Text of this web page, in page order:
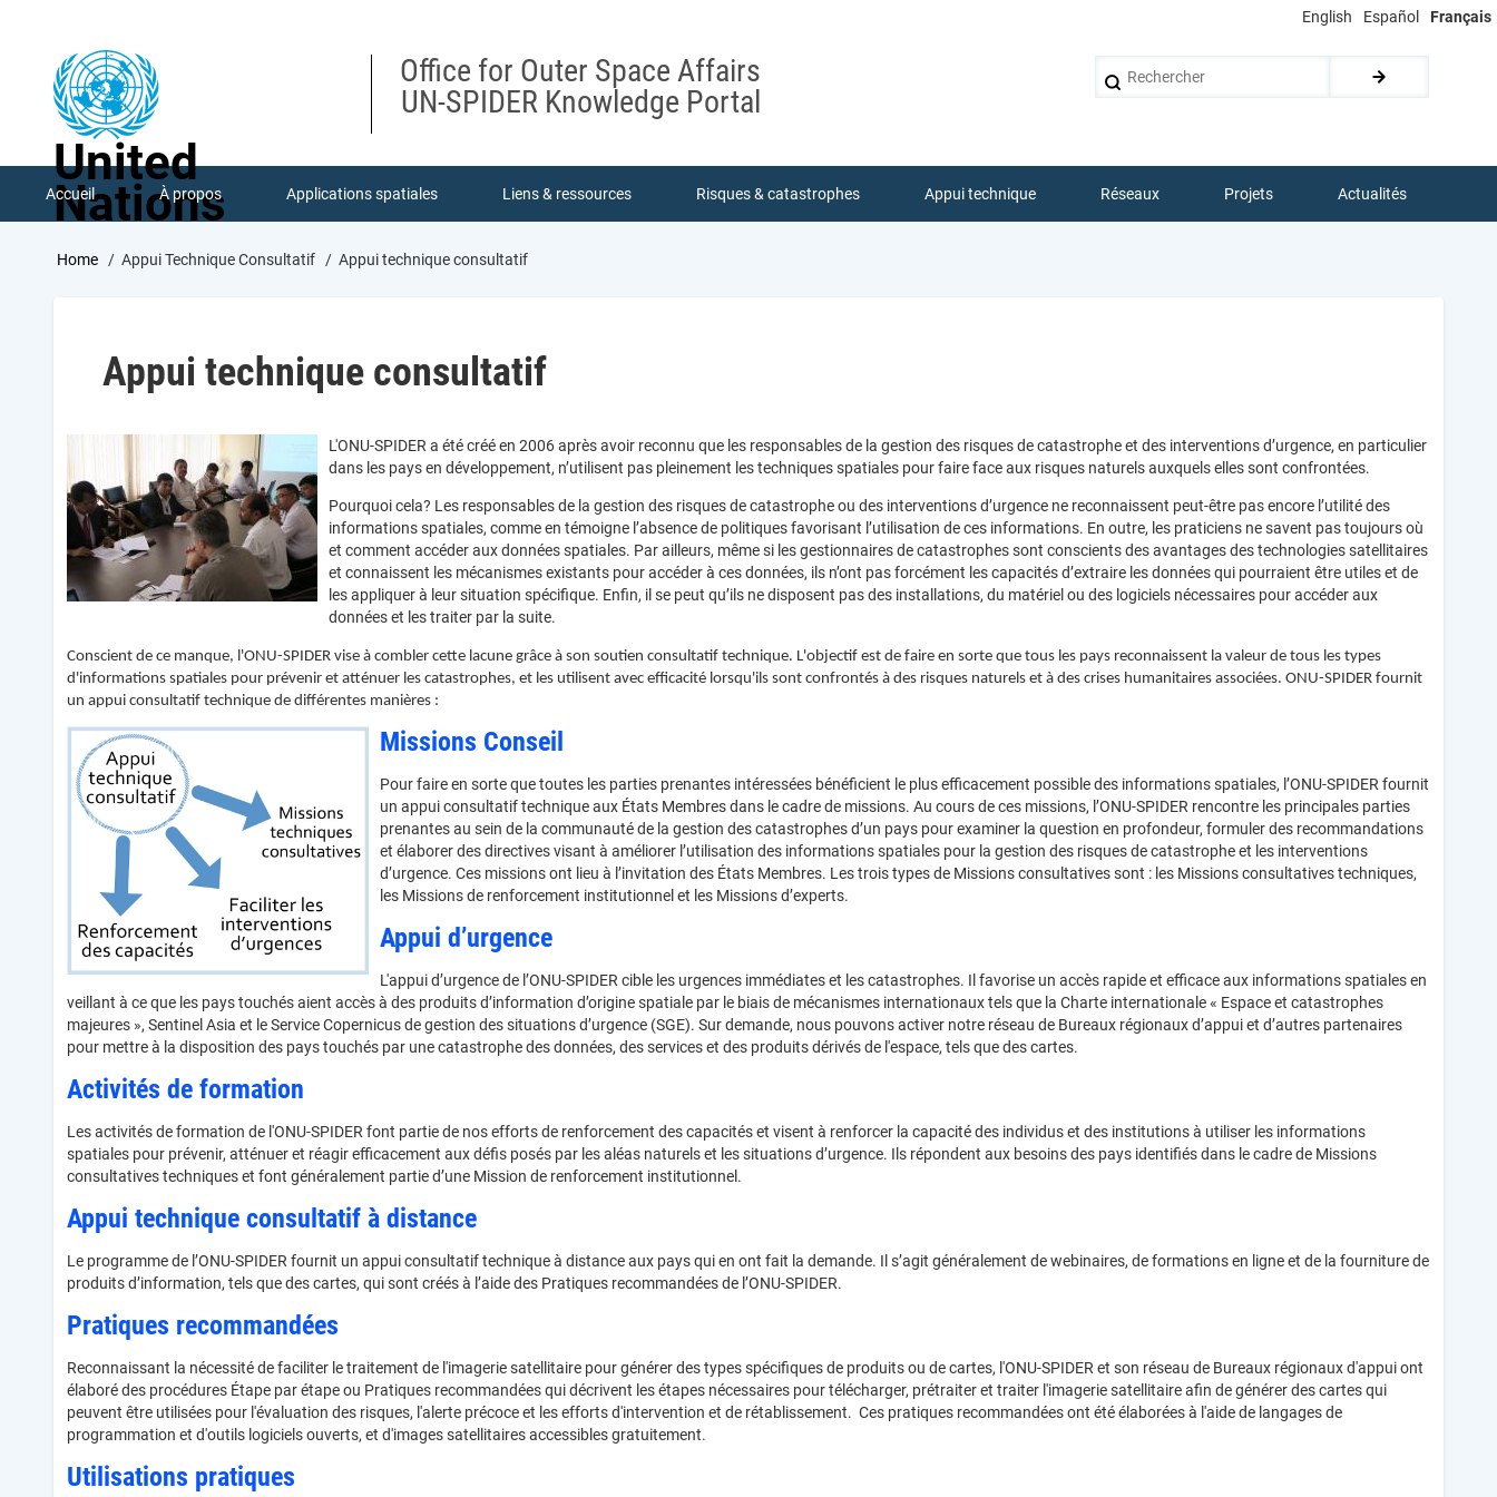
English Español Français
United
Nations
Office for Outer Space Affairs
UN-SPIDER Knowledge Portal
Rechercher
Accueil À propos Applications spatiales Liens & ressources Risques & catastrophes Appui technique Réseaux Projets Actualités
Breadcrumb
Home Appui Technique Consultatif Appui technique consultatif
Appui technique consultatif
L'ONU-SPIDER a été créé en 2006 après avoir reconnu que les responsables de la gestion des risques de catastrophe et des interventions d’urgence, en particulier
dans les pays en développement, n’utilisent pas pleinement les techniques spatiales pour faire face aux risques naturels auxquels elles sont confrontées.
Pourquoi cela? Les responsables de la gestion des risques de catastrophe ou des interventions d’urgence ne reconnaissent peut-être pas encore l’utilité des
informations spatiales, comme en témoigne l’absence de politiques favorisant l’utilisation de ces informations. En outre, les praticiens ne savent pas toujours où
et comment accéder aux données spatiales. Par ailleurs, même si les gestionnaires de catastrophes sont conscients des avantages des technologies satellitaires
et connaissent les mécanismes existants pour accéder à ces données, ils n’ont pas forcément les capacités d’extraire les données qui pourraient être utiles et de
les appliquer à leur situation spécifique. Enfin, il se peut qu’ils ne disposent pas des installations, du matériel ou des logiciels nécessaires pour accéder aux
données et les traiter par la suite.
Conscient de ce manque, l'ONU-SPIDER vise à combler cette lacune grâce à son soutien consultatif technique. L'objectif est de faire en sorte que tous les pays reconnaissent la valeur de tous les types
d'informations spatiales pour prévenir et atténuer les catastrophes, et les utilisent avec efficacité lorsqu'ils sont confrontés à des risques naturels et à des crises humanitaires associées. ONU-SPIDER fournit
un appui consultatif technique de différentes manières :
Missions Conseil
Pour faire en sorte que toutes les parties prenantes intéressées bénéficient le plus efficacement possible des informations spatiales, l’ONU-SPIDER fournit
un appui consultatif technique aux États Membres dans le cadre de missions. Au cours de ces missions, l’ONU-SPIDER rencontre les principales parties
prenantes au sein de la communauté de la gestion des catastrophes d’un pays pour examiner la question en profondeur, formuler des recommandations
et élaborer des directives visant à améliorer l’utilisation des informations spatiales pour la gestion des risques de catastrophe et les interventions
d’urgence. Ces missions ont lieu à l’invitation des États Membres. Les trois types de Missions consultatives sont : les Missions consultatives techniques,
les Missions de renforcement institutionnel et les Missions d’experts.
Appui d’urgence
L'appui d’urgence de l’ONU-SPIDER cible les urgences immédiates et les catastrophes. Il favorise un accès rapide et efficace aux informations spatiales en
veillant à ce que les pays touchés aient accès à des produits d’information d’origine spatiale par le biais de mécanismes internationaux tels que la Charte internationale « Espace et catastrophes
majeures », Sentinel Asia et le Service Copernicus de gestion des situations d’urgence (SGE). Sur demande, nous pouvons activer notre réseau de Bureaux régionaux d’appui et d’autres partenaires
pour mettre à la disposition des pays touchés par une catastrophe des données, des services et des produits dérivés de l'espace, tels que des cartes.
Activités de formation
Les activités de formation de l'ONU-SPIDER font partie de nos efforts de renforcement des capacités et visent à renforcer la capacité des individus et des institutions à utiliser les informations
spatiales pour prévenir, atténuer et réagir efficacement aux défis posés par les aléas naturels et les situations d’urgence. Ils répondent aux besoins des pays identifiés dans le cadre de Missions
consultatives techniques et font généralement partie d’une Mission de renforcement institutionnel.
Appui technique consultatif à distance
Le programme de l’ONU-SPIDER fournit un appui consultatif technique à distance aux pays qui en ont fait la demande. Il s’agit généralement de webinaires, de formations en ligne et de la fourniture de
produits d’information, tels que des cartes, qui sont créés à l’aide des Pratiques recommandées de l’ONU-SPIDER.
Pratiques recommandées
Reconnaissant la nécessité de faciliter le traitement de l'imagerie satellitaire pour générer des types spécifiques de produits ou de cartes, l'ONU-SPIDER et son réseau de Bureaux régionaux d'appui ont
élaboré des procédures Étape par étape ou Pratiques recommandées qui décrivent les étapes nécessaires pour télécharger, prétraiter et traiter l'imagerie satellitaire afin de générer des cartes qui
peuvent être utilisées pour l'évaluation des risques, l'alerte précoce et les efforts d'intervention et de rétablissement. Ces pratiques recommandées ont été élaborées à l'aide de langages de
programmation et d'outils logiciels ouverts, et d'images satellitaires accessibles gratuitement.
Utilisations pratiques